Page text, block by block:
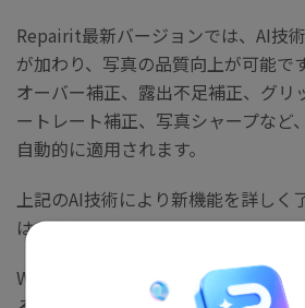
Repairit最新バージョンでは、AI技
が加わり、写真の品質向上が可能で
オーバー補正、露出不足補正、グリ
ートレート補正、写真シャープなど
自動的に適用されます。
上記のAI技術により新機能を詳しく
はこちらへ。
Wondershare Repairitは無料でダ